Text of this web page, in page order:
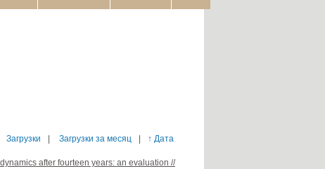
Загрузки Загрузки за месяц ↑ Дата
after fourteen years: an evaluation //